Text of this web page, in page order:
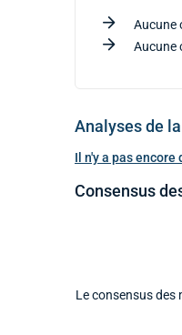
Aucune
Aucune
Analyses de
Il n'y a pas
Consensus
Le consensus des